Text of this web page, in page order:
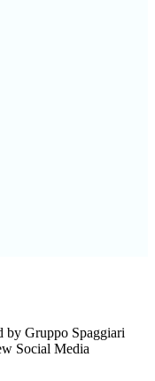
by Gruppo Spaggiari
Social Media